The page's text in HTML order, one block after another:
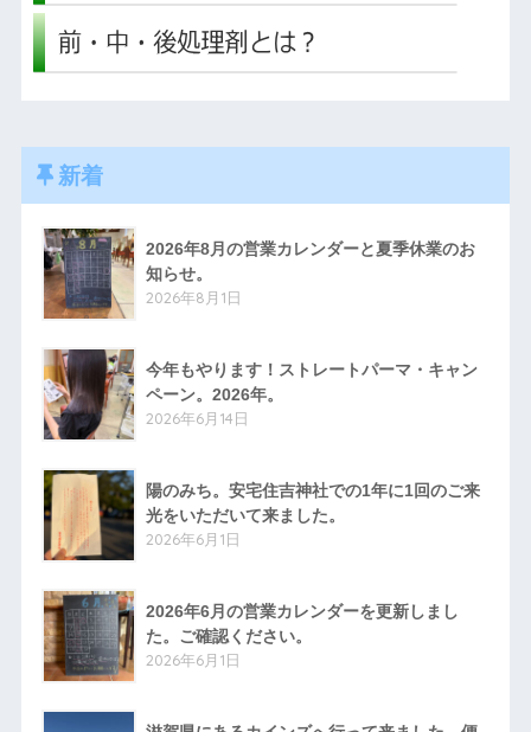
新着
2026年8月の営業カレンダーと夏季休業のお
知らせ。
2026年8月1日
今年もやります！ストレートパーマ・キャン
ペーン。2026年。
2026年6月14日
陽のみち。安宅住吉神社での1年に1回のご来
光をいただいて来ました。
2026年6月1日
2026年6月の営業カレンダーを更新しまし
た。ご確認ください。
2026年6月1日